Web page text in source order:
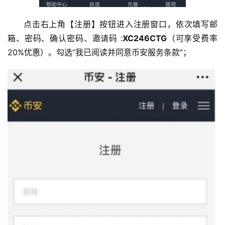
点击右上角【注册】按钮进入注册窗口，依次填写邮
箱、密码、确认密码、邀请码 :XC246CTG（可享受费率
20%优惠）。勾选“我已阅读并同意币安服务条款”；